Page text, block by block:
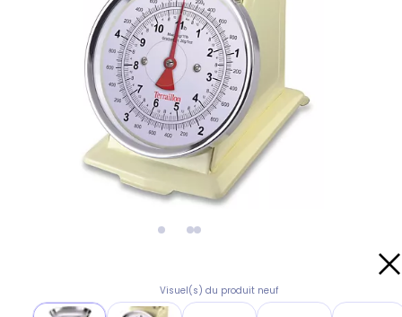
Visuel(s) du produit neuf